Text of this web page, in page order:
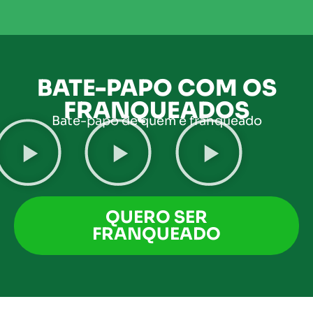
BATE-PAPO COM OS
FRANQUEADOS
Bate-papo de quem é franqueado
QUERO SER
FRANQUEADO